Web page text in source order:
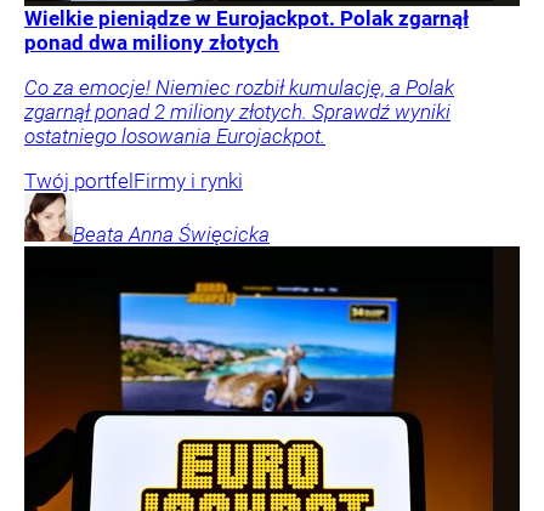
Wielkie pieniądze w Eurojackpot. Polak zgarnął
ponad dwa miliony złotych
Co za emocje! Niemiec rozbił kumulację, a Polak
zgarnął ponad 2 miliony złotych. Sprawdź wyniki
ostatniego losowania Eurojackpot.
Twój portfel Firmy i rynki
Beata Anna Święcicka